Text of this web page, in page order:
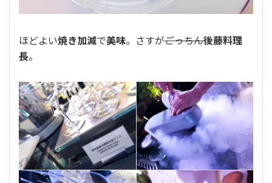
ほどよい焼き加減で美味。さすがごっちん後藤料理
長。